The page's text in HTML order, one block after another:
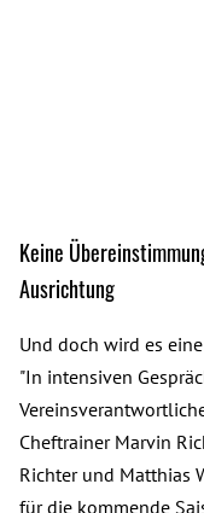
Keine
Ausrichtung
Und doch wird es
"In intensiven
Cheftrainer Marvin
Richter und Matthias
für die kommende